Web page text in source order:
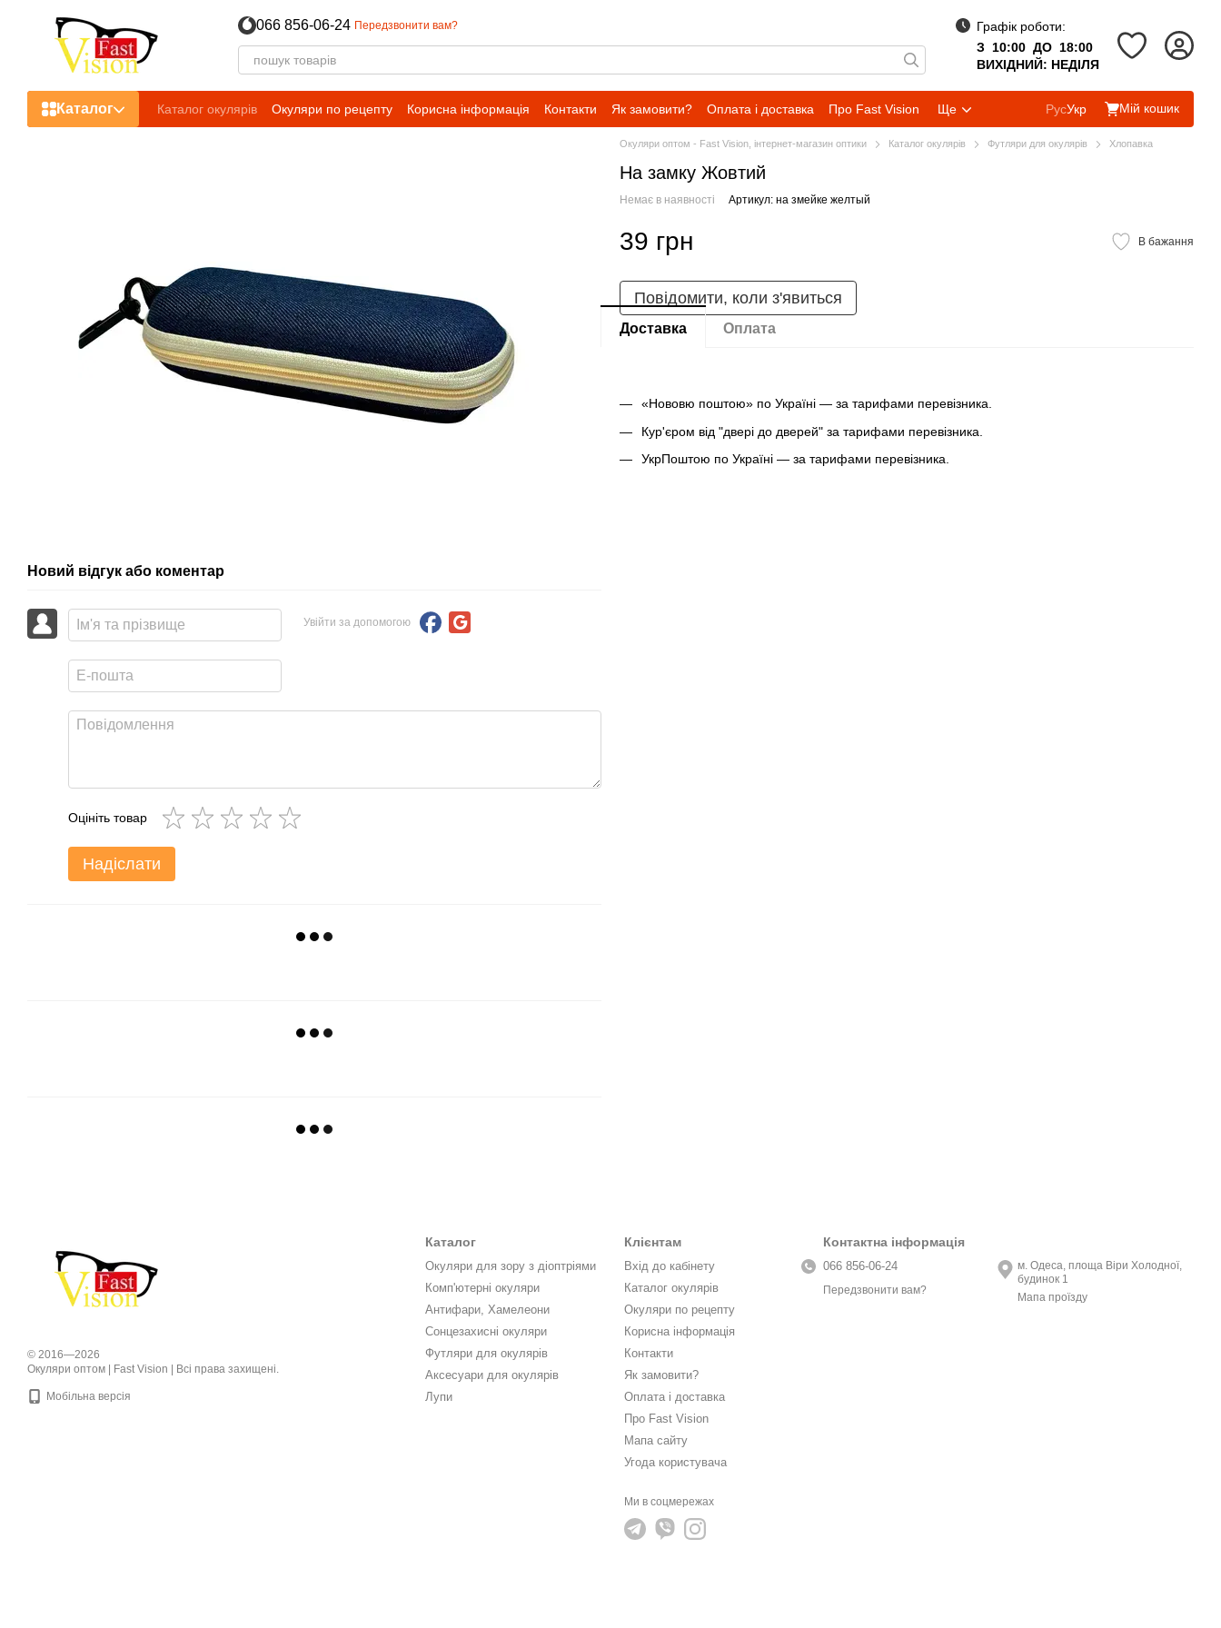
066 856-06-24 Передзвонити вам?
Графік роботи:
З 10:00 ДО 18:00
ВИХІДНИЙ: НЕДІЛЯ
Каталог Каталог окулярів Окуляри по рецепту Корисна інформація Контакти Як замовити? Оплата і доставка Про Fast Vision Ще РусУкр Мій кошик
Новий відгук або коментар
Увійти за допомогою
Оцініть товар
Надіслати
Окуляри оптом - Fast Vision, інтернет-магазин оптики Каталог окулярів Футляри для окулярів Хлопавка
На замку Жовтий
Немає в наявності Артикул: на змейке желтый
39 грн В бажання
Повідомити, коли з'явиться
Доставка Оплата
«Нововю поштою» по Україні — за тарифами перевізника.
Кур'єром від "двері до дверей" за тарифами перевізника.
УкрПоштою по Україні — за тарифами перевізника.
© 2016—2026
Окуляри оптом | Fast Vision | Всі права захищені.
Мобільна версія
Каталог
Окуляри для зору з діоптріями
Комп'ютерні окуляри
Антифари, Хамелеони
Сонцезахисні окуляри
Футляри для окулярів
Аксесуари для окулярів
Лупи
Клієнтам
Вхід до кабінету
Каталог окулярів
Окуляри по рецепту
Корисна інформація
Контакти
Як замовити?
Оплата і доставка
Про Fast Vision
Мапа сайту
Угода користувача
Ми в соцмережах
Контактна інформація
066 856-06-24
Передзвонити вам?
м. Одеса, площа Віри Холодної,
будинок 1
Мапа проїзду